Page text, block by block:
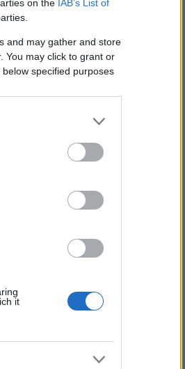
on the IAB’s List of
and may gather and store
You may click to grant or
specified purposes
it